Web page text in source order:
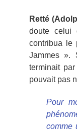
Retté
doute
contribua le
Jammes ».
terminait
pouvait pas
Pour
comme